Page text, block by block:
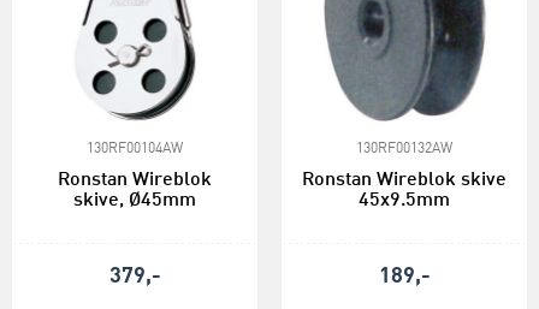
130RF00104AW
Ronstan Wireblok
skive, Ø45mm
379,-
130RF00132AW
Ronstan Wireblok skive
45x9.5mm
189,-